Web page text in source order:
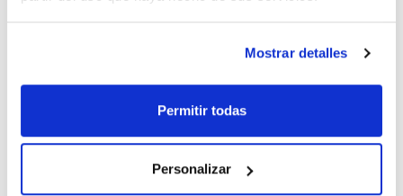
Mostrar detalles
Permitir todas
Personalizar